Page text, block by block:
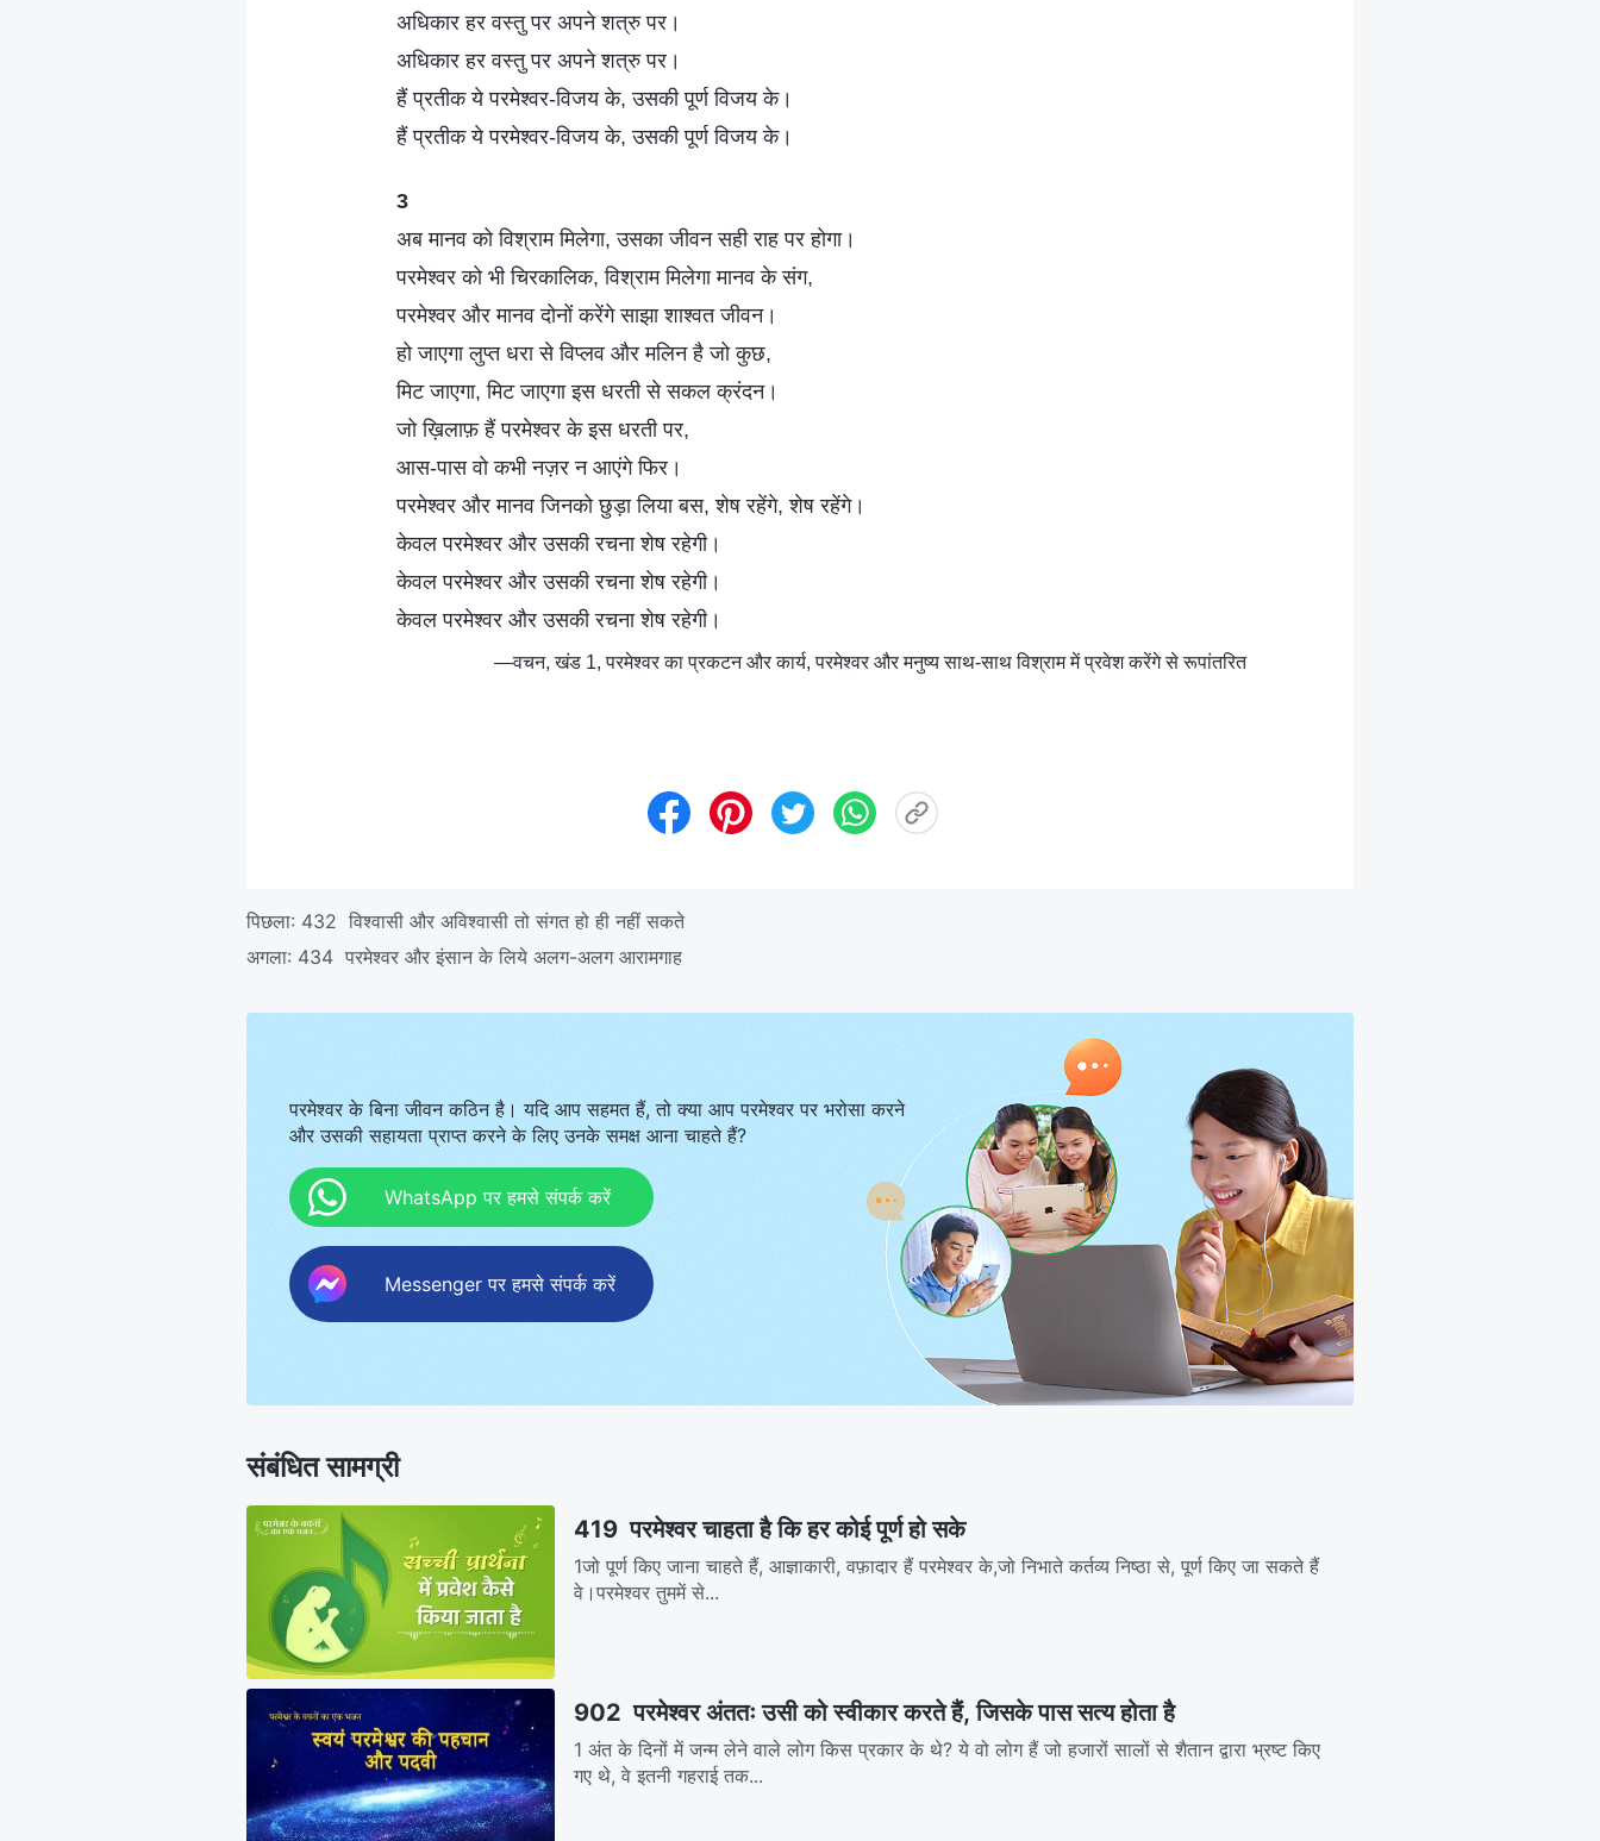
अधिकार हर वस्तु पर अपने शत्रु पर।
अधिकार हर वस्तु पर अपने शत्रु पर।
हैं प्रतीक ये परमेश्वर-विजय के, उसकी पूर्ण विजय के।
हैं प्रतीक ये परमेश्वर-विजय के, उसकी पूर्ण विजय के।
3
अब मानव को विश्राम मिलेगा, उसका जीवन सही राह पर होगा।
परमेश्वर को भी चिरकालिक, विश्राम मिलेगा मानव के संग,
परमेश्वर और मानव दोनों करेंगे साझा शाश्वत जीवन।
हो जाएगा लुप्त धरा से विप्लव और मलिन है जो कुछ,
मिट जाएगा, मिट जाएगा इस धरती से सकल क्रंदन।
जो ख़िलाफ़ हैं परमेश्वर के इस धरती पर,
आस-पास वो कभी नज़र न आएंगे फिर।
परमेश्वर और मानव जिनको छुड़ा लिया बस, शेष रहेंगे, शेष रहेंगे।
केवल परमेश्वर और उसकी रचना शेष रहेगी।
केवल परमेश्वर और उसकी रचना शेष रहेगी।
केवल परमेश्वर और उसकी रचना शेष रहेगी।
—वचन, खंड 1, परमेश्वर का प्रकटन और कार्य, परमेश्वर और मनुष्य साथ-साथ विश्राम में प्रवेश करेंगे से रूपांतरित
पिछला: 432 विश्वासी और अविश्वासी तो संगत हो ही नहीं सकते
अगला: 434 परमेश्वर और इंसान के लिये अलग-अलग आरामगाह
परमेश्वर के बिना जीवन कठिन है। यदि आप सहमत हैं, तो क्या आप परमेश्वर पर भरोसा करने
और उसकी सहायता प्राप्त करने के लिए उनके समक्ष आना चाहते हैं?
WhatsApp पर हमसे संपर्क करें
Messenger पर हमसे संपर्क करें
संबंधित सामग्री
419 परमेश्वर चाहता है कि हर कोई पूर्ण हो सके
1जो पूर्ण किए जाना चाहते हैं, आज्ञाकारी, वफ़ादार हैं परमेश्वर के,जो निभाते कर्तव्य निष्ठा से, पूर्ण किए जा सकते हैं
वे।परमेश्वर तुममें से...
902 परमेश्वर अंततः उसी को स्वीकार करते हैं, जिसके पास सत्य होता है
1 अंत के दिनों में जन्म लेने वाले लोग किस प्रकार के थे? ये वो लोग हैं जो हजारों सालों से शैतान द्वारा भ्रष्ट किए
गए थे, वे इतनी गहराई तक...